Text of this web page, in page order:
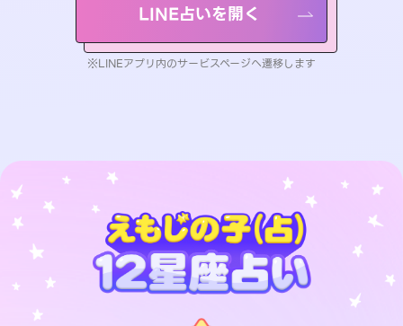
LINE占いを開く
※LINEアプリ内のサービスページへ遷移します